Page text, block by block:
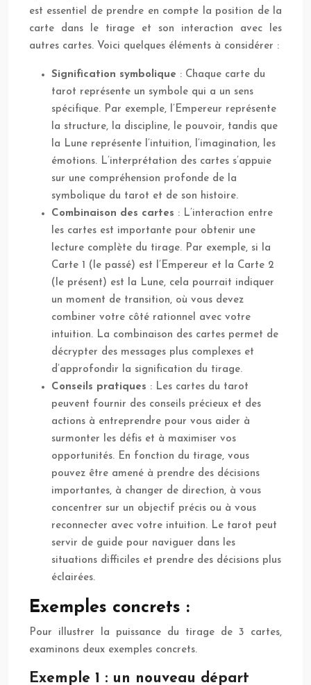
est essentiel de prendre en compte la position de la
carte dans le tirage et son interaction avec les
autres cartes. Voici quelques éléments à considérer :
Signification symbolique : Chaque carte du
tarot représente un symbole qui a un sens
spécifique. Par exemple, l’Empereur représente
la structure, la discipline, le pouvoir, tandis que
la Lune représente l’intuition, l’imagination, les
émotions. L’interprétation des cartes s’appuie
sur une compréhension profonde de la
symbolique du tarot et de son histoire.
Combinaison des cartes : L’interaction entre
les cartes est importante pour obtenir une
lecture complète du tirage. Par exemple, si la
Carte 1 (le passé) est l’Empereur et la Carte 2
(le présent) est la Lune, cela pourrait indiquer
un moment de transition, où vous devez
combiner votre côté rationnel avec votre
intuition. La combinaison des cartes permet de
décrypter des messages plus complexes et
d’approfondir la signification du tirage.
Conseils pratiques : Les cartes du tarot
peuvent fournir des conseils précieux et des
actions à entreprendre pour vous aider à
surmonter les défis et à maximiser vos
opportunités. En fonction du tirage, vous
pouvez être amené à prendre des décisions
importantes, à changer de direction, à vous
concentrer sur un objectif précis ou à vous
reconnecter avec votre intuition. Le tarot peut
servir de guide pour naviguer dans les
situations difficiles et prendre des décisions plus
éclairées.
Exemples concrets :
Pour illustrer la puissance du tirage de 3 cartes,
examinons deux exemples concrets.
Exemple 1 : un nouveau départ